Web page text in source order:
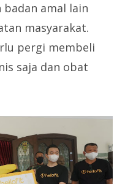
badan amal lain
masyarakat.
pergi membeli
saja dan obat